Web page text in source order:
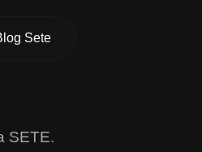
Sete
SETE.